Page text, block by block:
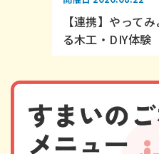
2026.08.03NEW
すまいるネットのお
2026.06.19
令和８年度すまいるパ
す！【受付期間：６/
【連携】やって
る木工・DIY体験